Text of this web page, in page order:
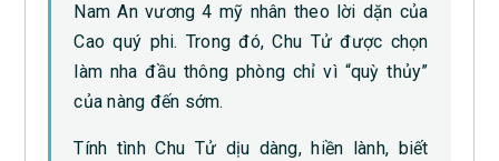
Nam An vương 4 mỹ nhân theo lời dặn của
Cao quý phi. Trong đó, Chu Tử được chọn
làm nha đầu thông phòng chỉ vì “quỳ thủy”
của nàng đến sớm.
Tính tình Chu Tử dịu dàng, hiền lành, biết